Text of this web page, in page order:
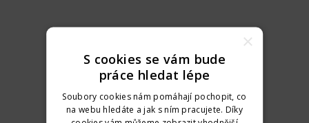
×
S cookies se vám bude
práce hledat lépe
Soubory cookies nám pomáhají pochopit, co
na webu hledáte a jak s ním pracujete. Díky